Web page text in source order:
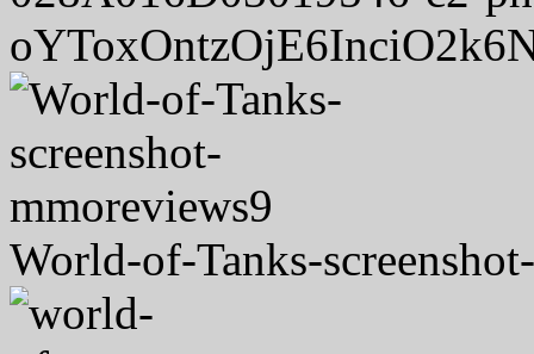
World-of-Tanks-